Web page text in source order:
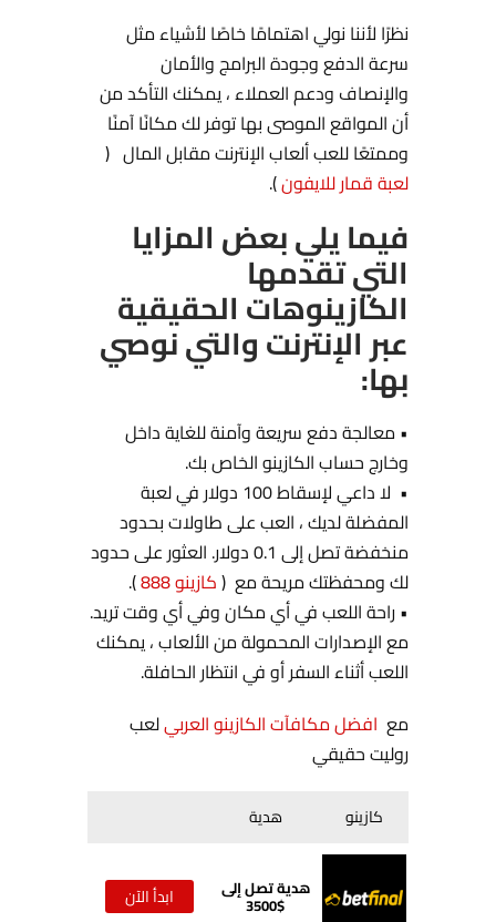
نظرًا لأننا نولي اهتمامًا خاصًا لأشياء مثل
سرعة الدفع وجودة البرامج والأمان
والإنصاف ودعم العملاء ، يمكنك التأكد من
أن المواقع الموصى بها توفر لك مكانًا آمنًا
وممتعًا للعب ألعاب الإنترنت مقابل المال (
لعبة قمار للايفون).
فيما يلي بعض المزايا
التي تقدمها
الكازينوهات الحقيقية
عبر الإنترنت والتي نوصي
بها:
• معالجة دفع سريعة وآمنة للغاية داخل
وخارج حساب الكازينو الخاص بك.
• لا داعي لإسقاط 100 دولار في لعبة
المفضلة لديك ، العب على طاولات بحدود
منخفضة تصل إلى 0.1 دولار. العثور على حدود
لك ومحفظتك مريحة مع (كازينو 888
).
• راحة اللعب في أي مكان وفي أي وقت تريد.
مع الإصدارات المحمولة من الألعاب ، يمكنك
اللعب أثناء السفر أو في انتظار الحافلة.
مع افضل مكافآت الكازينو العربيلعب
روليت حقيقي
كازينو هدية
هدية تصل إلى
$3500 ابدأ الآن